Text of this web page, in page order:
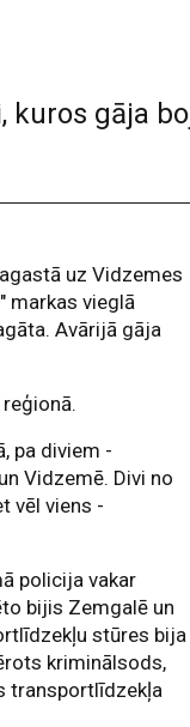
gāja
uz Vidzemes
markas vieglā
Avārijā gāja
pa diviem -
Vidzemē. Divi no
vēl viens -
policija vakar
bijis Zemgalē un
stūres bija
kriminālsods,
transportlīdzekļa